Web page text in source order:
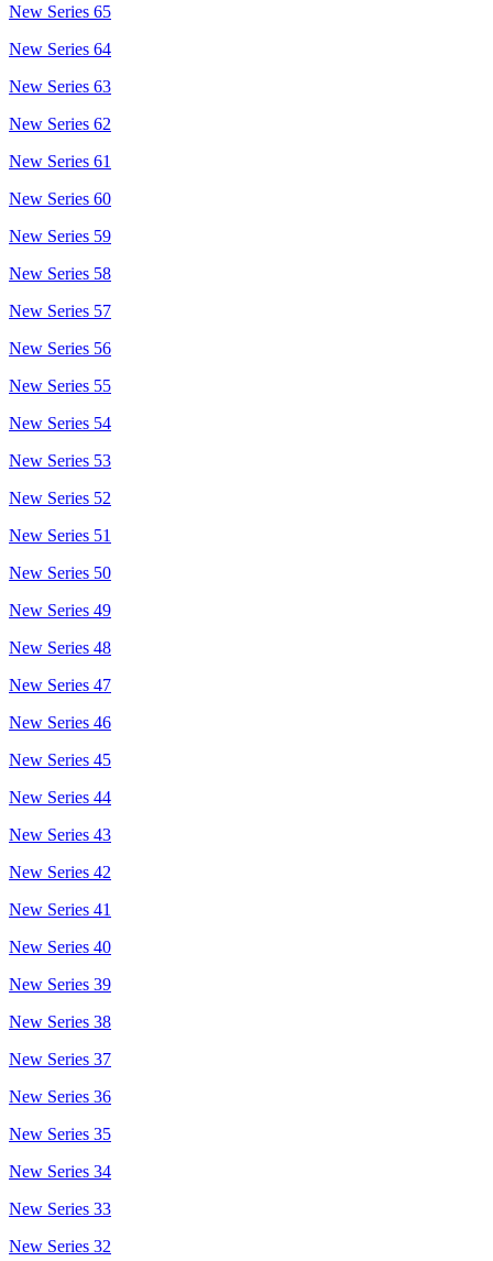
New Series 65
New Series 64
New Series 63
New Series 62
New Series 61
New Series 60
New Series 59
New Series 58
New Series 57
New Series 56
New Series 55
New Series 54
New Series 53
New Series 52
New Series 51
New Series 50
New Series 49
New Series 48
New Series 47
New Series 46
New Series 45
New Series 44
New Series 43
New Series 42
New Series 41
New Series 40
New Series 39
New Series 38
New Series 37
New Series 36
New Series 35
New Series 34
New Series 33
New Series 32